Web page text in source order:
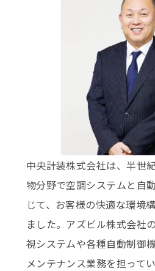
採用情報
INFORMATION
新卒エン
キャリアエ
中央計装株式会社は、半世
物分野で空調システムと自
じて、お客様の快適な環境
ました。アズビル株式会社
視システムや各種自動制御
メンテナンス業務を担ってい